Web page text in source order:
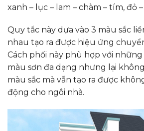
xanh – lục – lam – chàm – tím, đỏ
Quy tắc này dựa vào 3 màu sắc
nhau tạo ra được hiệu ứng
Cách phối này phù hợp với
màu sơn đa dạng nhưng lại
màu sắc mà vẫn tạo ra được
động cho ngôi nhà.